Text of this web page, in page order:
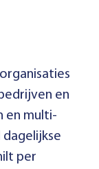
en
en multi-
per